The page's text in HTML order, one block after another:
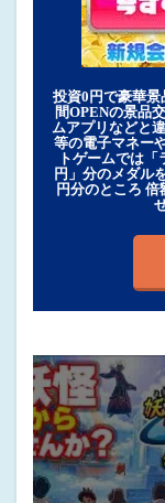
投資0円で豪華
間OPENの景品
ムアプリなどと
等の電子マネー
トゲームでは
円」分のメダル
円分のところ 倍